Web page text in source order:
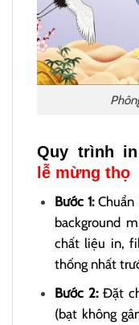
Quy trình
lễ mừng thọ
Bước 1:Chuẩn
background
chất liệu in,
thống nhất
Bước 2:Đặt
(bạt không